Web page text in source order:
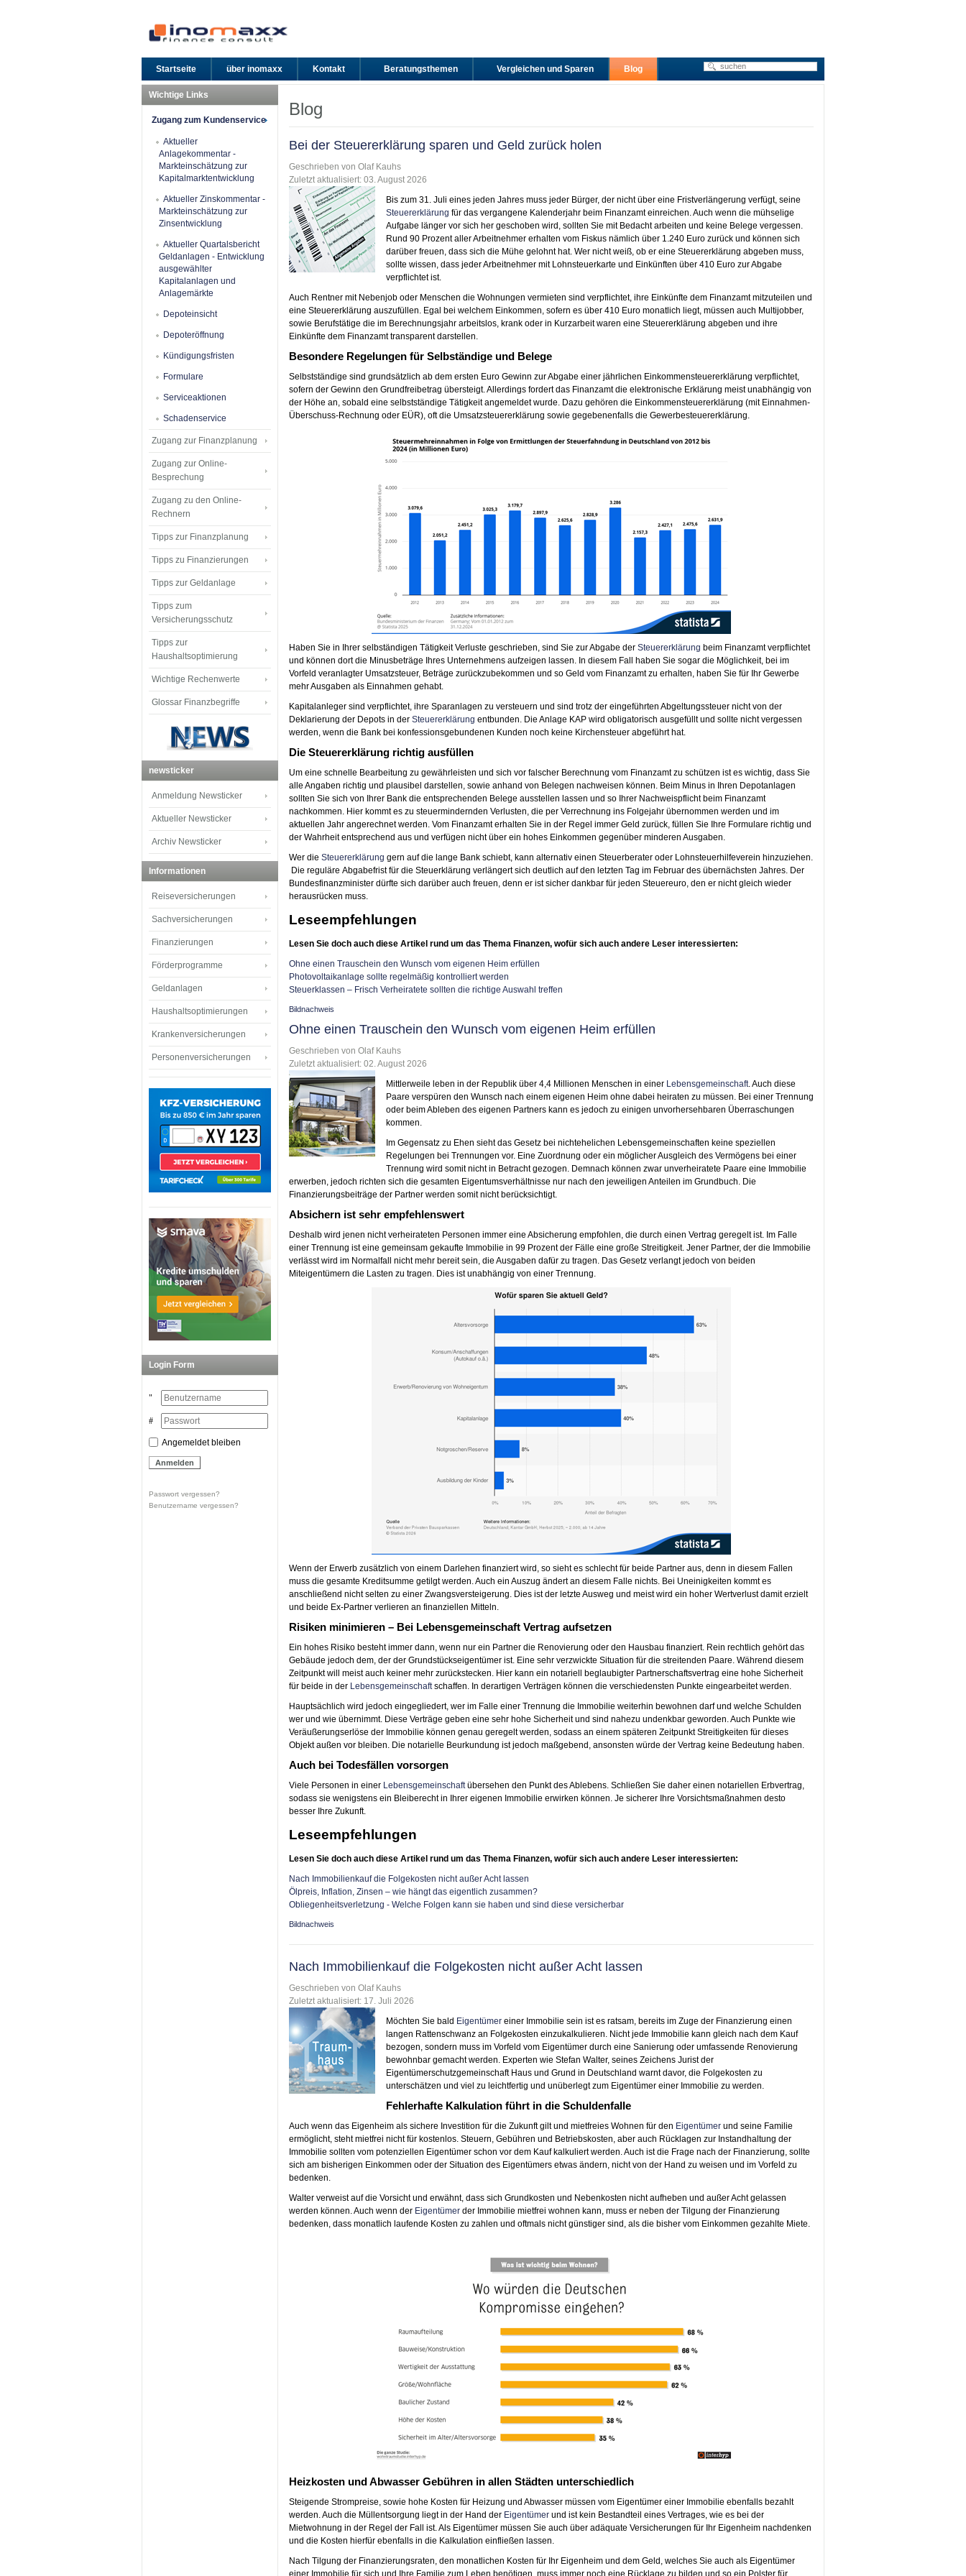
Startseite über inomaxx Kontakt Beratungsthemen Vergleichen und Sparen Blog
Blog
Bei der Steuererklärung sparen und Geld zurück holen
Geschrieben von Olaf Kauhs
Zuletzt aktualisiert: 03. August 2026
Bis zum 31. Juli eines jeden Jahres muss jeder Bürger, der nicht über eine Fristverlängerung verfügt, seine
Steuererklärung für das vergangene Kalenderjahr beim Finanzamt einreichen. Auch wenn die mühselige
Aufgabe länger vor sich her geschoben wird, sollten Sie mit Bedacht arbeiten und keine Belege vergessen.
Rund 90 Prozent aller Arbeitnehmer erhalten vom Fiskus nämlich über 1.240 Euro zurück und können sich
darüber freuen, dass sich die Mühe gelohnt hat. Wer nicht weiß, ob er eine Steuererklärung abgeben muss,
sollte wissen, dass jeder Arbeitnehmer mit Lohnsteuerkarte und Einkünften über 410 Euro zur Abgabe
verpflichtet ist.
Auch Rentner mit Nebenjob oder Menschen die Wohnungen vermieten sind verpflichtet, ihre Einkünfte dem Finanzamt mitzuteilen und
eine Steuererklärung auszufüllen. Egal bei welchem Einkommen, sofern es über 410 Euro monatlich liegt, müssen auch Multijobber,
sowie Berufstätige die im Berechnungsjahr arbeitslos, krank oder in Kurzarbeit waren eine Steuererklärung abgeben und ihre
Einkünfte dem Finanzamt transparent darstellen.
Besondere Regelungen für Selbständige und Belege
Selbstständige sind grundsätzlich ab dem ersten Euro Gewinn zur Abgabe einer jährlichen Einkommensteuererklärung verpflichtet,
sofern der Gewinn den Grundfreibetrag übersteigt. Allerdings fordert das Finanzamt die elektronische Erklärung meist unabhängig von
der Höhe an, sobald eine selbstständige Tätigkeit angemeldet wurde. Dazu gehören die Einkommensteuererklärung (mit Einnahmen-
Überschuss-Rechnung oder EÜR), oft die Umsatzsteuererklärung sowie gegebenenfalls die Gewerbesteuererklärung.
Haben Sie in Ihrer selbständigen Tätigkeit Verluste geschrieben, sind Sie zur Abgabe der Steuererklärung beim Finanzamt verpflichtet
und können dort die Minusbeträge Ihres Unternehmens aufzeigen lassen. In diesem Fall haben Sie sogar die Möglichkeit, bei im
Vorfeld veranlagter Umsatzsteuer, Beträge zurückzubekommen und so Geld vom Finanzamt zu erhalten, haben Sie für Ihr Gewerbe
mehr Ausgaben als Einnahmen gehabt.
Kapitalanleger sind verpflichtet, ihre Sparanlagen zu versteuern und sind trotz der eingeführten Abgeltungssteuer nicht von der
Deklarierung der Depots in der Steuererklärung entbunden. Die Anlage KAP wird obligatorisch ausgefüllt und sollte nicht vergessen
werden, wenn die Bank bei konfessionsgebundenen Kunden noch keine Kirchensteuer abgeführt hat.
Die Steuererklärung richtig ausfüllen
Um eine schnelle Bearbeitung zu gewährleisten und sich vor falscher Berechnung vom Finanzamt zu schützen ist es wichtig, dass Sie
alle Angaben richtig und plausibel darstellen, sowie anhand von Belegen nachweisen können. Beim Minus in Ihren Depotanlagen
sollten Sie sich von Ihrer Bank die entsprechenden Belege ausstellen lassen und so Ihrer Nachweispflicht beim Finanzamt
nachkommen. Hier kommt es zu steuermindernden Verlusten, die per Verrechnung ins Folgejahr übernommen werden und im
aktuellen Jahr angerechnet werden. Vom Finanzamt erhalten Sie in der Regel immer Geld zurück, füllen Sie Ihre Formulare richtig und
der Wahrheit entsprechend aus und verfügen nicht über ein hohes Einkommen gegenüber minderen Ausgaben.
Wer die Steuererklärung gern auf die lange Bank schiebt, kann alternativ einen Steuerberater oder Lohnsteuerhilfeverein hinzuziehen.
Die reguläre Abgabefrist für die Steuerklärung verlängert sich deutlich auf den letzten Tag im Februar des übernächsten Jahres. Der
Bundesfinanzminister dürfte sich darüber auch freuen, denn er ist sicher dankbar für jeden Steuereuro, den er nicht gleich wieder
herausrücken muss.
Leseempfehlungen
Lesen Sie doch auch diese Artikel rund um das Thema Finanzen, wofür sich auch andere Leser interessierten:
Ohne einen Trauschein den Wunsch vom eigenen Heim erfüllen
Photovoltaikanlage sollte regelmäßig kontrolliert werden
Steuerklassen – Frisch Verheiratete sollten die richtige Auswahl treffen
Bildnachweis
Ohne einen Trauschein den Wunsch vom eigenen Heim erfüllen
Geschrieben von Olaf Kauhs
Zuletzt aktualisiert: 02. August 2026
Mittlerweile leben in der Republik über 4,4 Millionen Menschen in einer Lebensgemeinschaft. Auch diese
Paare verspüren den Wunsch nach einem eigenen Heim ohne dabei heiraten zu müssen. Bei einer Trennung
oder beim Ableben des eigenen Partners kann es jedoch zu einigen unvorhersehbaren Überraschungen
kommen.
Im Gegensatz zu Ehen sieht das Gesetz bei nichtehelichen Lebensgemeinschaften keine speziellen
Regelungen bei Trennungen vor. Eine Zuordnung oder ein möglicher Ausgleich des Vermögens bei einer
Trennung wird somit nicht in Betracht gezogen. Demnach können zwar unverheiratete Paare eine Immobilie
erwerben, jedoch richten sich die gesamten Eigentumsverhältnisse nur nach den jeweiligen Anteilen im Grundbuch. Die
Finanzierungsbeiträge der Partner werden somit nicht berücksichtigt.
Absichern ist sehr empfehlenswert
Deshalb wird jenen nicht verheirateten Personen immer eine Absicherung empfohlen, die durch einen Vertrag geregelt ist. Im Falle
einer Trennung ist eine gemeinsam gekaufte Immobilie in 99 Prozent der Fälle eine große Streitigkeit. Jener Partner, der die Immobilie
verlässt wird im Normalfall nicht mehr bereit sein, die Ausgaben dafür zu tragen. Das Gesetz verlangt jedoch von beiden
Miteigentümern die Lasten zu tragen. Dies ist unabhängig von einer Trennung.
Wenn der Erwerb zusätzlich von einem Darlehen finanziert wird, so sieht es schlecht für beide Partner aus, denn in diesem Fallen
muss die gesamte Kreditsumme getilgt werden. Auch ein Auszug ändert an diesem Falle nichts. Bei Uneinigkeiten kommt es
anschließend nicht selten zu einer Zwangsversteigerung. Dies ist der letzte Ausweg und meist wird ein hoher Wertverlust damit erzielt
und beide Ex-Partner verlieren an finanziellen Mitteln.
Risiken minimieren – Bei Lebensgemeinschaft Vertrag aufsetzen
Ein hohes Risiko besteht immer dann, wenn nur ein Partner die Renovierung oder den Hausbau finanziert. Rein rechtlich gehört das
Gebäude jedoch dem, der der Grundstückseigentümer ist. Eine sehr verzwickte Situation für die streitenden Paare. Während diesem
Zeitpunkt will meist auch keiner mehr zurückstecken. Hier kann ein notariell beglaubigter Partnerschaftsvertrag eine hohe Sicherheit
für beide in der Lebensgemeinschaftschaffen. In derartigen Verträgen können die verschiedensten Punkte eingearbeitet werden.
Hauptsächlich wird jedoch eingegliedert, wer im Falle einer Trennung die Immobilie weiterhin bewohnen darf und welche Schulden
wer und wie übernimmt. Diese Verträge geben eine sehr hohe Sicherheit und sind nahezu undenkbar geworden. Auch Punkte wie
Veräußerungserlöse der Immobilie können genau geregelt werden, sodass an einem späteren Zeitpunkt Streitigkeiten für dieses
Objekt außen vor bleiben. Die notarielle Beurkundung ist jedoch maßgebend, ansonsten würde der Vertrag keine Bedeutung haben.
Auch bei Todesfällen vorsorgen
Viele Personen in einer Lebensgemeinschaftübersehen den Punkt des Ablebens. Schließen Sie daher einen notariellen Erbvertrag,
sodass sie wenigstens ein Bleiberecht in Ihrer eigenen Immobilie erwirken können. Je sicherer Ihre Vorsichtsmaßnahmen desto
besser Ihre Zukunft.
Leseempfehlungen
Lesen Sie doch auch diese Artikel rund um das Thema Finanzen, wofür sich auch andere Leser interessierten:
Nach Immobilienkauf die Folgekosten nicht außer Acht lassen
Ölpreis, Inflation, Zinsen – wie hängt das eigentlich zusammen?
Obliegenheits­verletzung - Welche Folgen kann sie haben und sind diese versicherbar
Bildnachweis
Nach Immobilienkauf die Folgekosten nicht außer Acht lassen
Geschrieben von Olaf Kauhs
Zuletzt aktualisiert: 17. Juli 2026
Möchten Sie bald Eigentümer einer Immobilie sein ist es ratsam, bereits im Zuge der Finanzierung einen
langen Rattenschwanz an Folgekosten einzukalkulieren. Nicht jede Immobilie kann gleich nach dem Kauf
bezogen, sondern muss im Vorfeld vom Eigentümer durch eine Sanierung oder umfassende Renovierung
bewohnbar gemacht werden. Experten wie Stefan Walter, seines Zeichens Jurist der
Eigentümerschutzgemeinschaft Haus und Grund in Deutschland warnt davor, die Folgekosten zu
unterschätzen und viel zu leichtfertig und unüberlegt zum Eigentümer einer Immobilie zu werden.
Fehlerhafte Kalkulation führt in die Schuldenfalle
Auch wenn das Eigenheim als sichere Investition für die Zukunft gilt und mietfreies Wohnen für den Eigentümer und seine Familie
ermöglicht, steht mietfrei nicht für kostenlos. Steuern, Gebühren und Betriebskosten, aber auch Rücklagen zur Instandhaltung der
Immobilie sollten vom potenziellen Eigentümer schon vor dem Kauf kalkuliert werden. Auch ist die Frage nach der Finanzierung, sollte
sich am bisherigen Einkommen oder der Situation des Eigentümers etwas ändern, nicht von der Hand zu weisen und im Vorfeld zu
bedenken.
Walter verweist auf die Vorsicht und erwähnt, dass sich Grundkosten und Nebenkosten nicht aufheben und außer Acht gelassen
werden können. Auch wenn der Eigentümer der Immobilie mietfrei wohnen kann, muss er neben der Tilgung der Finanzierung
bedenken, dass monatlich laufende Kosten zu zahlen und oftmals nicht günstiger sind, als die bisher vom Einkommen gezahlte Miete.
Heizkosten und Abwasser Gebühren in allen Städten unterschiedlich
Steigende Strompreise, sowie hohe Kosten für Heizung und Abwasser müssen vom Eigentümer einer Immobilie ebenfalls bezahlt
werden. Auch die Müllentsorgung liegt in der Hand der Eigentümer und ist kein Bestandteil eines Vertrages, wie es bei der
Mietwohnung in der Regel der Fall ist. Als Eigentümer müssen Sie auch über adäquate Versicherungen für Ihr Eigenheim nachdenken
und die Kosten hierfür ebenfalls in die Kalkulation einfließen lassen.
Nach Tilgung der Finanzierungsraten, den monatlichen Kosten für Ihr Eigenheim und dem Geld, welches Sie auch als Eigentümer
einer Immobilie für sich und Ihre Familie zum Leben benötigen, muss immer noch eine Rücklage zu bilden und so ein Polster für
Wichtige Links
Zugang zum Kundenservice
Aktueller
Anlagekommentar -
Markteinschätzung zur
Kapitalmarktentwicklung
Aktueller Zinskommentar -
Markteinschätzung zur
Zinsentwicklung
Aktueller Quartalsbericht
Geldanlagen - Entwicklung
ausgewählter
Kapitalanlagen und
Anlagemärkte
Depoteinsicht
Depoteröffnung
Kündigungsfristen
Formulare
Serviceaktionen
Schadenservice
Zugang zur Finanzplanung
Zugang zur Online-
Besprechung
Zugang zu den Online-
Rechnern
Tipps zur Finanzplanung
Tipps zu Finanzierungen
Tipps zur Geldanlage
Tipps zum
Versicherungsschutz
Tipps zur
Haushaltsoptimierung
Wichtige Rechenwerte
Glossar Finanzbegriffe
newsticker
Anmeldung Newsticker
Aktueller Newsticker
Archiv Newsticker
Informationen
Reiseversicherungen
Sachversicherungen
Finanzierungen
Förderprogramme
Geldanlagen
Haushaltsoptimierungen
Krankenversicherungen
Personenversicherungen
Login Form
Angemeldet bleiben
Passwort vergessen?
Benutzername vergessen?